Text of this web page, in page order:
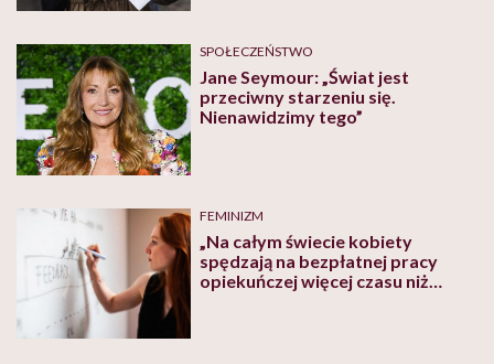
SPOŁECZEŃSTWO
Jane Seymour: „Świat jest
przeciwny starzeniu się.
Nienawidzimy tego”
FEMINIZM
„Na całym świecie kobiety
spędzają na bezpłatnej pracy
opiekuńczej więcej czasu niż